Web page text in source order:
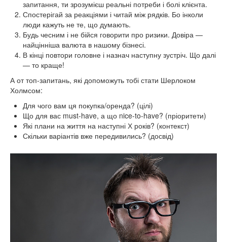
запитання, ти зрозумієш реальні потреби і болі клієнта.
Спостерігай за реакціями і читай між рядків. Бо інколи
люди кажуть не те, що думають.
Будь чесним і не бійся говорити про ризики. Довіра —
найцінніша валюта в нашому бізнесі.
В кінці повтори головне і назнач наступну зустріч. Що далі
— то краще!
А от топ-запитань, які допоможуть тобі стати Шерлоком
Холмсом:
Для чого вам ця покупка/оренда? (цілі)
Що для вас must-have, а що nice-to-have? (пріоритети)
Які плани на життя на наступні Х років? (контекст)
Скільки варіантів вже передивились? (досвід)